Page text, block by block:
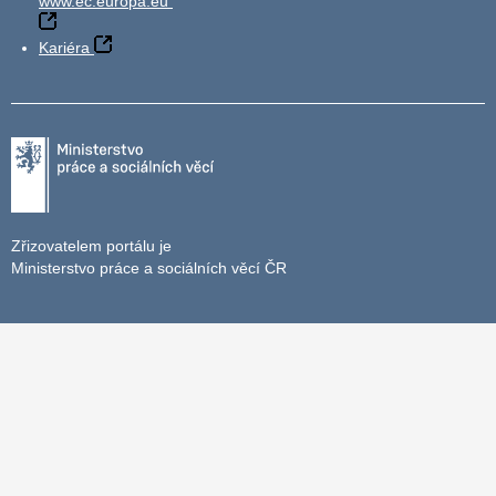
Kariéra
Zřizovatelem portálu je
Ministerstvo práce a sociálních věcí ČR